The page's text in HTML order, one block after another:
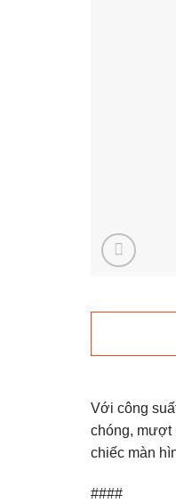
Với công
chóng, mượt
chiếc màn
####